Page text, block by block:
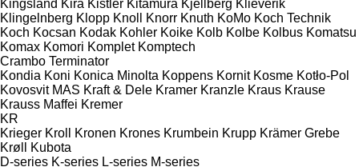
Kingsland Kira Kistler Kitamura Kjellberg Klieverik
Klingelnberg Klopp Knoll Knorr Knuth KoMo Koch Technik
Koch Kocsan Kodak Kohler Koike Kolb Kolbe Kolbus Komatsu
Komax Komori Komplet Komptech
Crambo Terminator
Kondia Koni Konica Minolta Koppens Kornit Kosme Kotło-Pol
Kovosvit MAS Kraft & Dele Kramer Kranzle Kraus Krause
Krauss Maffei Kremer
KR
Krieger Kroll Kronen Krones Krumbein Krupp Krämer Grebe
Krøll
Kubota
D-series K-series L-series M-series